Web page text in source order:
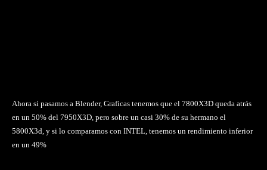
Ahora si pasamos a Blender, Graficas tenemos que el 7800X3D queda atrás
en un 50% del 7950X3D, pero sobre un casi 30% de su hermano el
5800X3d, y si lo comparamos con INTEL, tenemos un rendimiento inferior
en un 49%